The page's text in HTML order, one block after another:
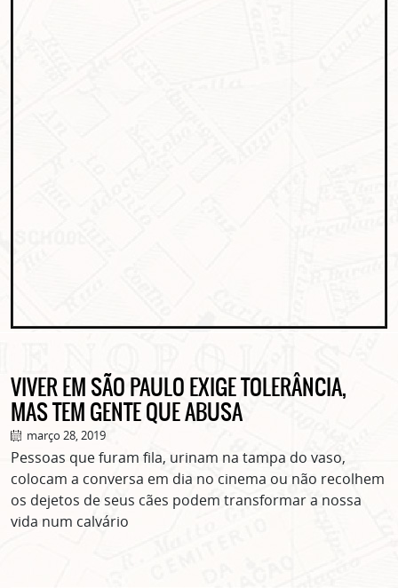
VIVER EM SÃO PAULO EXIGE TOLERÂNCIA,
MAS TEM GENTE QUE ABUSA
março 28, 2019
Pessoas que furam fila, urinam na tampa do vaso,
colocam a conversa em dia no cinema ou não recolhem
os dejetos de seus cães podem transformar a nossa
vida num calvário